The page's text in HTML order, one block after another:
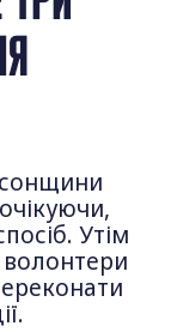
Утім
волонтери